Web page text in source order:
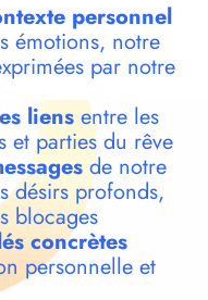
personnel
émotions, notre
par notre
liensentre les
et parties du rêve
de notre
désirs profonds,
blocages
concrètes
personnelle et